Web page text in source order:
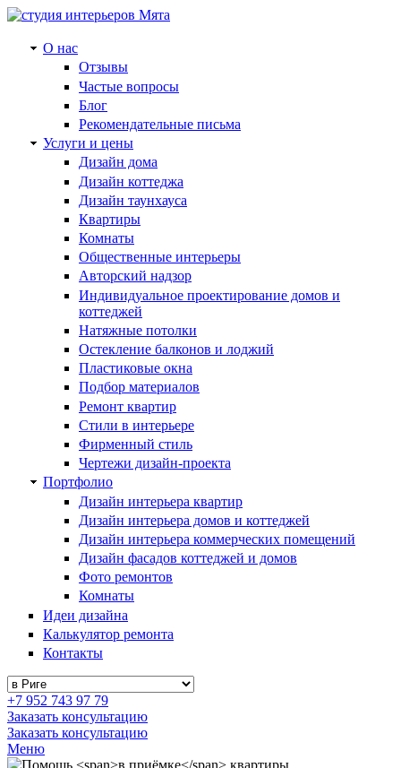
О нас
Отзывы
Частые вопросы
Блог
Рекомендательные письма
Услуги и цены
Дизайн дома
Дизайн коттеджа
Дизайн таунхауса
Квартиры
Комнаты
Общественные интерьеры
Авторский надзор
Индивидуальное проектирование домов и
коттеджей
Натяжные потолки
Остекление балконов и лоджий
Пластиковые окна
Подбор материалов
Ремонт квартир
Стили в интерьере
Фирменный стиль
Чертежи дизайн-проекта
Портфолио
Дизайн интерьера квартир
Дизайн интерьера домов и коттеджей
Дизайн интерьера коммерческих помещений
Дизайн фасадов коттеджей и домов
Фото ремонтов
Комнаты
Идеи дизайна
Калькулятор ремонта
Контакты
+7 952 743 97 79
Заказать консультацию
Заказать консультацию
Меню